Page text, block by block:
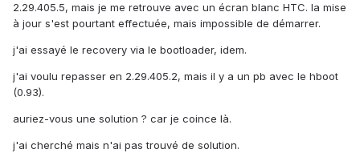
2.29.405.5, mais je me retrouve avec un écran blanc HTC. la mise
à jour s'est pourtant effectuée, mais impossible de démarrer.
j'ai essayé le recovery via le bootloader, idem.
j'ai voulu repasser en 2.29.405.2, mais il y a un pb avec le hboot
(0.93).
auriez-vous une solution ? car je coince là.
j'ai cherché mais n'ai pas trouvé de solution.